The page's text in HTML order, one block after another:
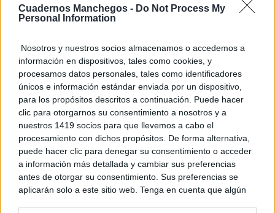
Cuadernos Manchegos - Do Not Process My
Personal Information
Nosotros y nuestros socios almacenamos o accedemos a
información en dispositivos, tales como cookies, y
procesamos datos personales, tales como identificadores
únicos e información estándar enviada por un dispositivo,
para los propósitos descritos a continuación. Puede hacer
clic para otorgarnos su consentimiento a nosotros y a
nuestros 1419 socios para que llevemos a cabo el
procesamiento con dichos propósitos. De forma alternativa,
puede hacer clic para denegar su consentimiento o acceder
a información más detallada y cambiar sus preferencias
antes de otorgar su consentimiento. Sus preferencias se
aplicarán solo a este sitio web. Tenga en cuenta que algún
Corepunk MMORPG
Un verdadero MMORPG de la vieja escuela ¡Cómo los
de antes, pero mejor!